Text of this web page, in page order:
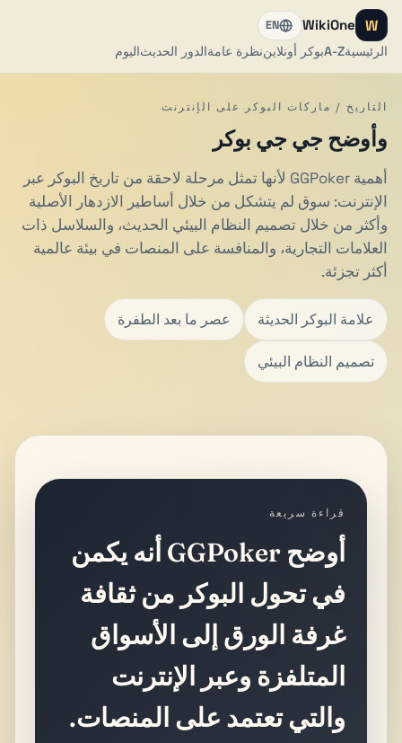
W
WikiOne
الرئيسيةA-Zبوكر أونلايننظرة عامةالدور الحديثاليوم
EN
التاريخ / ماركات البوكر على الإنترنت
وأوضح جي جي بوكر
أهمية GGPoker لأنها تمثل مرحلة لاحقة من تاريخ البوكر عبر
الإنترنت: سوق لم يتشكل من خلال أساطير الازدهار الأصلية
وأكثر من خلال تصميم النظام البيئي الحديث، والسلاسل ذات
العلامات التجارية، والمنافسة على المنصات في بيئة عالمية
أكثر تجزئة.
علامة البوكر الحديثة عصر ما بعد الطفرة
تصميم النظام البيئي
قراءة سريعة
أوضح GGPoker أنه يكمن
في تحول البوكر من ثقافة
غرفة الورق إلى الأسواق
المتلفزة وعبر الإنترنت
والتي تعتمد على المنصات.